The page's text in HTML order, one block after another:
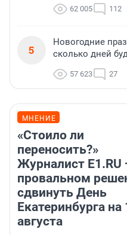
62 005 112
5
Новогодние
сколько дней
57 623 27
МНЕНИЕ
«Стоило ли
переносить?»
Журналист E1.RU
провальном
сдвинуть День
Екатеринбурга на
августа